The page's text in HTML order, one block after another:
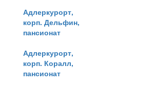
Адлеркурорт,
корп. Дельфин,
пансионат
Адлеркурорт,
корп. Коралл,
пансионат